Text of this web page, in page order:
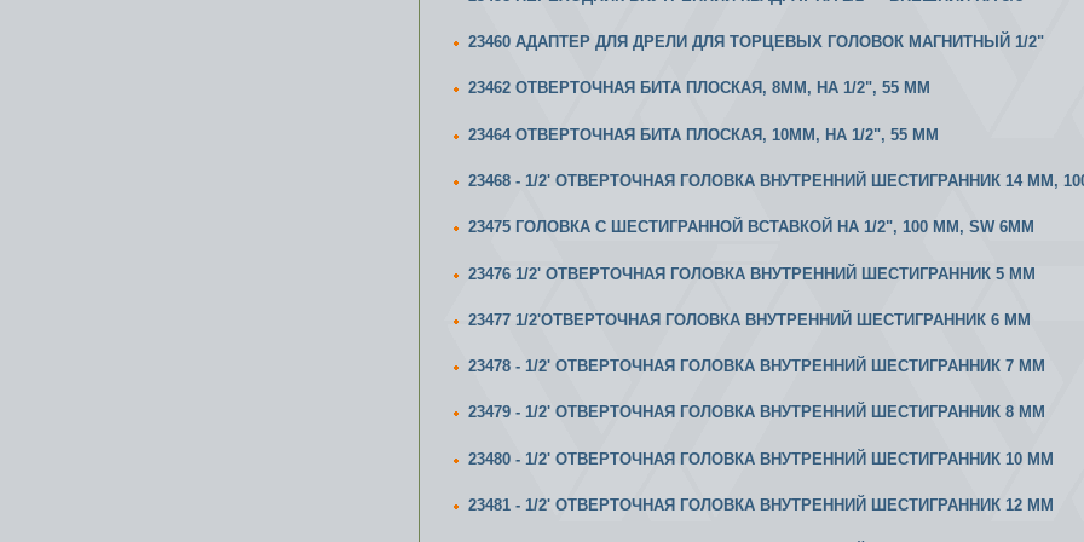
23460 АДАПТЕР ДЛЯ ДРЕЛИ ДЛЯ ТОРЦЕВЫХ ГОЛОВОК МАГНИТНЫЙ 1/2"
23462 ОТВЕРТОЧНАЯ БИТА ПЛОСКАЯ, 8MM, НА 1/2", 55 ММ
23464 ОТВЕРТОЧНАЯ БИТА ПЛОСКАЯ, 10MM, НА 1/2", 55 ММ
23468 - 1/2' ОТВЕРТОЧНАЯ ГОЛОВКА ВНУТРЕННИЙ ШЕСТИГРАННИК 14 ММ,
23475 ГОЛОВКА С ШЕСТИГРАННОЙ ВСТАВКОЙ НА 1/2", 100 ММ, SW 6MM
23476 1/2' ОТВЕРТОЧНАЯ ГОЛОВКА ВНУТРЕННИЙ ШЕСТИГРАННИК 5 ММ
23477 1/2'ОТВЕРТОЧНАЯ ГОЛОВКА ВНУТРЕННИЙ ШЕСТИГРАННИК 6 ММ
23478 - 1/2' ОТВЕРТОЧНАЯ ГОЛОВКА ВНУТРЕННИЙ ШЕСТИГРАННИК 7 ММ
23479 - 1/2' ОТВЕРТОЧНАЯ ГОЛОВКА ВНУТРЕННИЙ ШЕСТИГРАННИК 8 ММ
23480 - 1/2' ОТВЕРТОЧНАЯ ГОЛОВКА ВНУТРЕННИЙ ШЕСТИГРАННИК 10 ММ
23481 - 1/2' ОТВЕРТОЧНАЯ ГОЛОВКА ВНУТРЕННИЙ ШЕСТИГРАННИК 12 ММ